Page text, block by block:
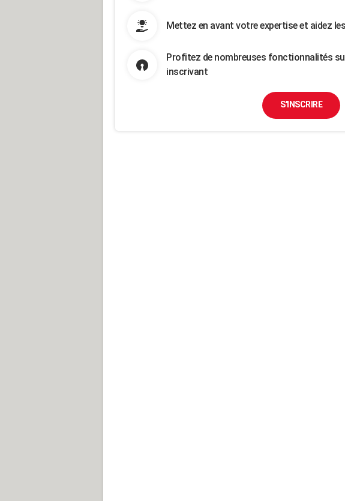
Mettez en avant votre expertise et aidez
Profitez de nombreuses fonctionnalités
inscrivant
S'INSCRIRE